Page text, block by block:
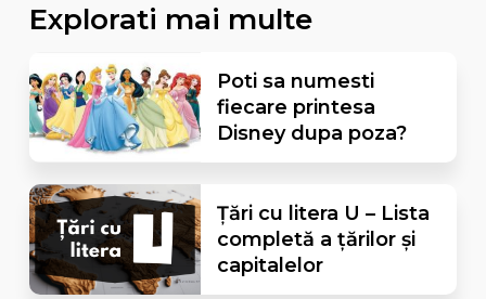
Explorati mai multe
Poti sa numesti
fiecare printesa
Disney dupa poza?
Țări cu litera U – Lista
completă a țărilor și
capitalelor